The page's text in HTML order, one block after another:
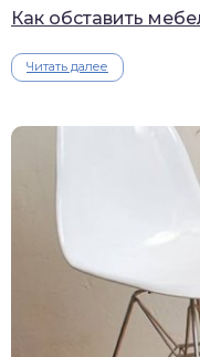
Как обставить
Читать далее